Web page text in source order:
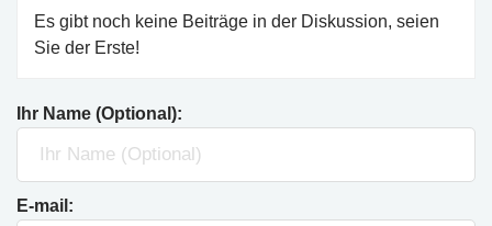
Es gibt noch keine Beiträge in der Diskussion, seien
Sie der Erste!
Ihr Name (Optional):
E-mail: